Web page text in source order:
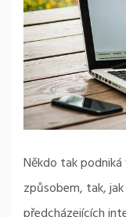
Někdo tak
způsobem, tak,